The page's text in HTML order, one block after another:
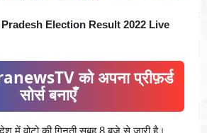
Election Result 2022 Live
को अपना प्रीफ़र्ड
सोर्स बनाएँ